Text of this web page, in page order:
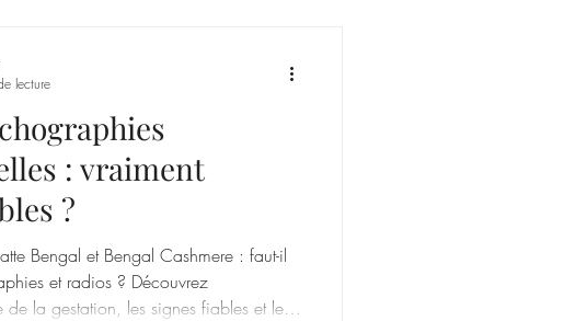
du BENGAL
: vraiment
?
Bengal et Bengal Cashmere : faut-il
et radios ? Découvrez
de la gestation, les signes fiables et les
lecture